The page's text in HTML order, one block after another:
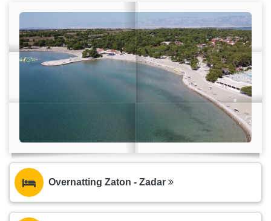
Overnatting Zaton - Zadar